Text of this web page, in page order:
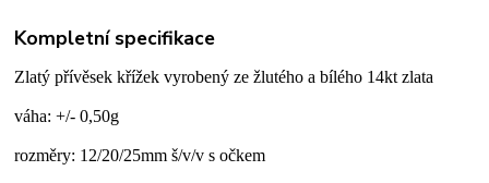
Kompletní specifikace
Zlatý přívěsek křížek vyrobený ze žlutého a bílého 14kt zlata
váha: +/- 0,50g
rozměry: 12/20/25mm š/v/v s očkem